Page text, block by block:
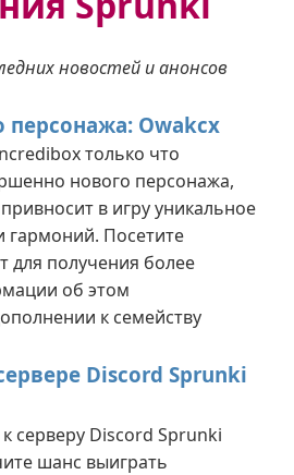
новостей и анонсов
персонажа: Owakcx
только что
нового персонажа,
в игру уникальное
гармоний. Посетите
для получения более
об этом
к семейству
Discord Sprunki
серверу Discord Sprunki
шанс выиграть